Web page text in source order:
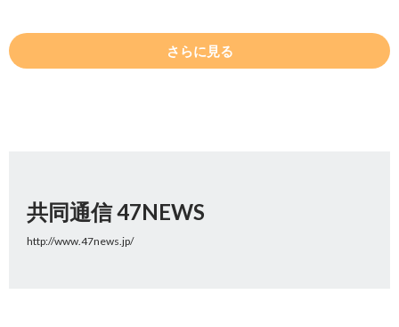
さらに見る
共同通信 47NEWS
http://www.47news.jp/